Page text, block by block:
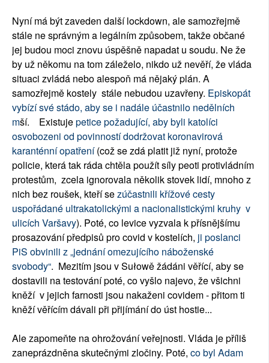
Nyní má být zaveden další lockdown, ale samozřejmě
stále ne správným a legálním způsobem, takže občané
jej budou moci znovu úspěšně napadat u soudu. Ne že
by už někomu na tom záleželo, nikdo už nevěří, že vláda
situaci zvládá nebo alespoň má nějaký plán. A
samozřejmě kostely stále nebudou uzavřeny. Episkopát
vybízí své stádo, aby se i nadále účastnilo nedělních
mší. Existujepetice požadující, aby byli katolíci
osvobozeni od povinností dodržovat koronavirová
karanténní opatření(což se zdá platit již nyní, protože
policie, která tak ráda chtěla použít síly peoti protivládním
protestům, zcela ignorovala několik stovek lidí, mnoho z
nich bez roušek, kteří sezúčastnili křížové cesty
uspořádané ultrakatolickými a nacionalistickými kruhy v
ulicích Varšavy). Poté, co levice vyzvala k přísnějšímu
prosazování předpisů pro covid v kostelích, ji poslanci
PiS obvinili z „jednání omezujícího náboženské
svobody“. Mezitím jsou v Sułowě žádáni věřící, aby se
dostavili na testování poté, co vyšlo najevo, že všichni
kněží v jejich farnosti jsou nakaženi covidem - přitom ti
kněží věřícím dávali při přijímání do úst hostie...
Ale zapomeňte na ohrožování veřejnosti. Vláda je příliš
zaneprázdněna skutečnými zločiny. Poté, co byl Adam